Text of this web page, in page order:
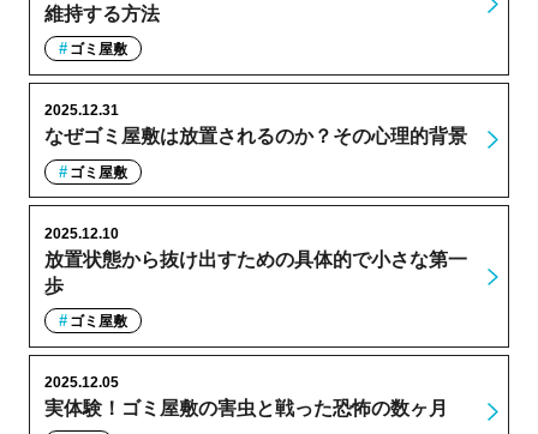
維持する方法
ゴミ屋敷
なぜゴミ屋敷は放置されるのか？その心理的背景
2025.12.31
ゴミ屋敷
放置状態から抜け出すための具体的で小さな第一
歩
2025.12.10
ゴミ屋敷
実体験！ゴミ屋敷の害虫と戦った恐怖の数ヶ月
2025.12.05